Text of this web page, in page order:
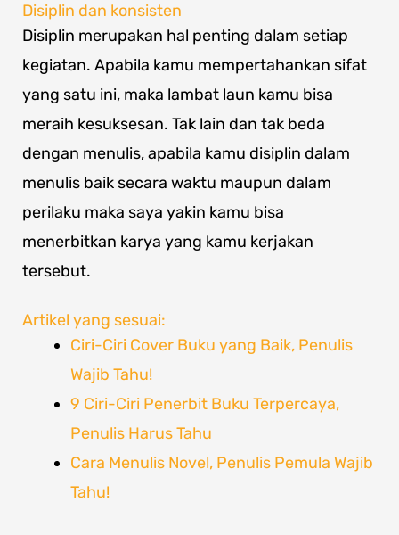
Disiplin dan konsisten
Disiplin merupakan hal penting dalam setiap
kegiatan. Apabila kamu mempertahankan sifat
yang satu ini, maka lambat laun kamu bisa
meraih kesuksesan. Tak lain dan tak beda
dengan menulis, apabila kamu disiplin dalam
menulis baik secara waktu maupun dalam
perilaku maka saya yakin kamu bisa
menerbitkan karya yang kamu kerjakan
tersebut.
Artikel yang sesuai:
Ciri-Ciri Cover Buku yang Baik, Penulis
Wajib Tahu!
9 Ciri-Ciri Penerbit Buku Terpercaya,
Penulis Harus Tahu
Cara Menulis Novel, Penulis Pemula Wajib
Tahu!